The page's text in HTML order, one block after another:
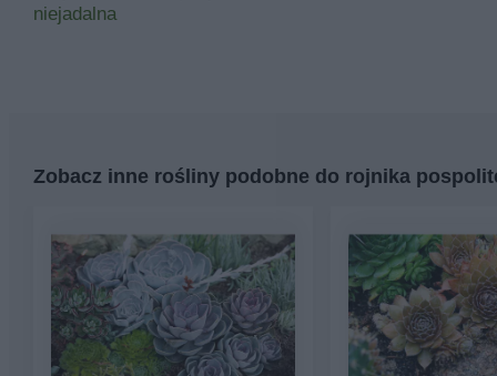
niejadalna
Zobacz inne rośliny podobne do rojnika